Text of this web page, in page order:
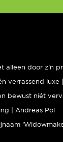
| Andreas Pol